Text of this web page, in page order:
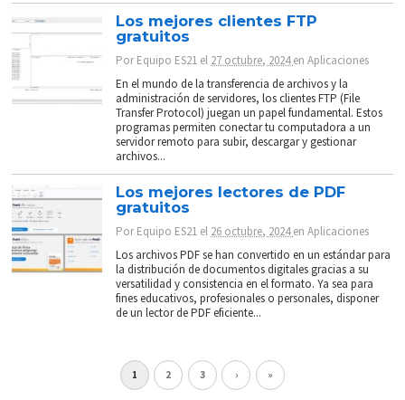
Los mejores clientes FTP
gratuitos
PorEquipo ES21 el 27 octubre, 2024enAplicaciones
En el mundo de la transferencia de archivos y la
administración de servidores, los clientes FTP (File
Transfer Protocol) juegan un papel fundamental. Estos
programas permiten conectar tu computadora a un
servidor remoto para subir, descargar y gestionar
archivos...
Los mejores lectores de PDF
gratuitos
PorEquipo ES21 el 26 octubre, 2024enAplicaciones
Los archivos PDF se han convertido en un estándar para
la distribución de documentos digitales gracias a su
versatilidad y consistencia en el formato. Ya sea para
fines educativos, profesionales o personales, disponer
de un lector de PDF eficiente...
1 2 3 › »